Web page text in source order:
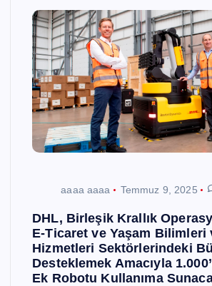
aaaa aaaa Temmuz 9, 2025
DHL, Birleşik Krallık
E-Ticaret ve Yaşam Bilimleri
Hizmetleri Sektörlerindeki
Desteklemek Amacıyla
Ek Robotu Kullanıma